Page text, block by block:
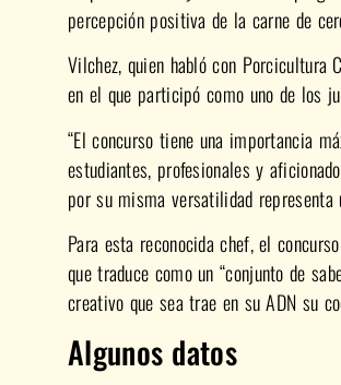
percepción positiva de la carne de
Vilchez, quien habló con Porcicultura
en el que participó como uno de los
“El concurso tiene una importancia
estudiantes, profesionales y
por su misma versatilidad representa
Para esta reconocida chef, el
que traduce como un “conjunto de
creativo que sea trae en su ADN su
Algunos datos